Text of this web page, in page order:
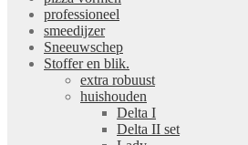
professioneel
smeedijzer
Sneeuwschep
Stoffer en blik.
extra robuust
huishouden
Delta I
Delta II set